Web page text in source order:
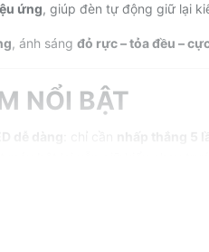
ứng, giúp đèn tự động giữ lại
, ánh sáng đỏ rực – tỏa đều –
NỔI BẬT